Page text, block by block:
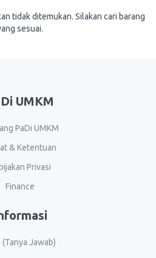
tidak ditemukan. Silakan cari barang
sesuai.
UMKM
PaDi UMKM
& Ketentuan
Privasi
Finance
(Tanya Jawab)